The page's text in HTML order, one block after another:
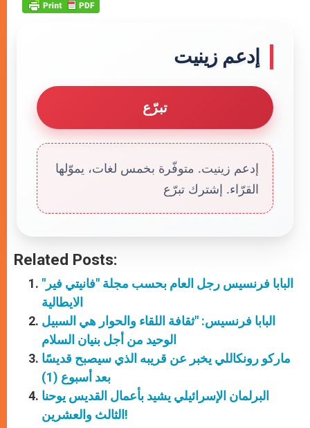
إدعم زينيت
تبرّع
إدعم زينيت. متوفّرة بخمس لغات، يموّلها
القرّاء. إشترك تبرّع
Related Posts:
البابا فرنسيس رجل العام بحسب مجلة "فانيتي فير"
الايطالية
البابا فرنسيس: "ثقافة اللقاء والحوار هي السبيل
الوحيد من أجل بنيان السلام
ماركو رونكاللي يخبر عن قريبه الذي سيصبح قديسًا
بعد أسبوع (1)
البرلمان الإسرائيلي يشيد بأعمال القديس يوحنا
الثالث والعشرين!